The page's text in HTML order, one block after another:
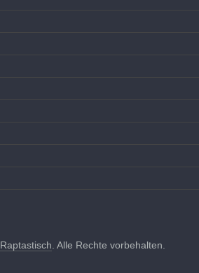
Raptastisch . Alle Rechte vorbehalten.